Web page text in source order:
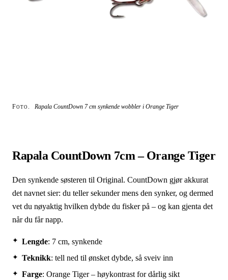
Foto. Rapala CountDown 7 cm synkende wobbler i Orange Tiger
Rapala CountDown 7cm – Orange Tiger
Den synkende søsteren til Original. CountDown gjør akkurat
det navnet sier: du teller sekunder mens den synker, og dermed
vet du nøyaktig hvilken dybde du fisker på – og kan gjenta det
når du får napp.
Lengde: 7 cm, synkende
Teknikk: tell ned til ønsket dybde, så sveiv inn
Farge: Orange Tiger – høykontrast for dårlig sikt